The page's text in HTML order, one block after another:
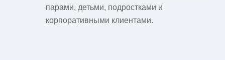
парами, детьми, подростками и
корпоративными клиентами.